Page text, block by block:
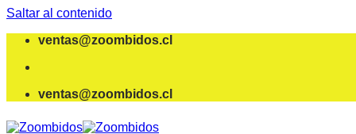
Saltar al contenido
ventas@zoombidos.cl
ventas@zoombidos.cl